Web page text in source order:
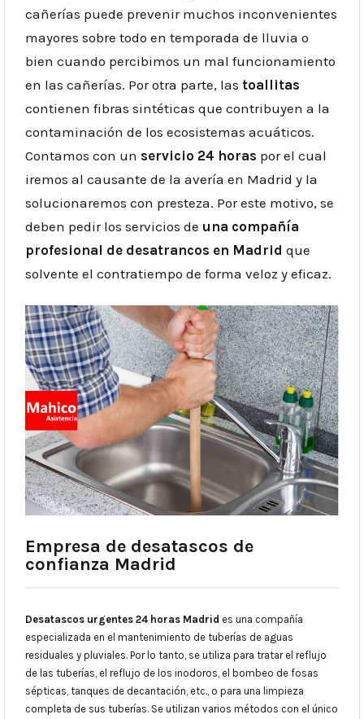
cañerías puede prevenir muchos inconvenientes
mayores sobre todo en temporada de lluvia o
bien cuando percibimos un mal funcionamiento
en las cañerías. Por otra parte, las toallitas
contienen fibras sintéticas que contribuyen a la
contaminación de los ecosistemas acuáticos.
Contamos con un servicio 24 horas por el cual
iremos al causante de la avería en Madrid y la
solucionaremos con presteza. Por este motivo, se
deben pedir los servicios de una compañía
profesional de desatrancos en Madrid que
solvente el contratiempo de forma veloz y eficaz.
Empresa de desatascos de
confianza Madrid
Desatascos urgentes 24 horas Madrid es una compañía
especializada en el mantenimiento de tuberías de aguas
residuales y pluviales. Por lo tanto, se utiliza para tratar el reflujo
de las tuberías, el reflujo de los inodoros, el bombeo de fosas
sépticas, tanques de decantación, etc., o para una limpieza
completa de sus tuberías. Se utilizan varios métodos con el único